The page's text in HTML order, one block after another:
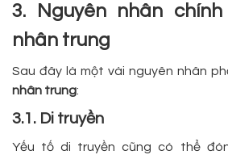
3. Nguyên nhân
nhân trung
Sau đây là một vài nguyên nhân
nhân trung:
3.1. Di truyền
Yếu tố di truyền cũng có thể